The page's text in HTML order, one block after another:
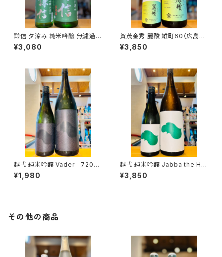
謙信 夕涼み 純米吟醸 無濾過生
1800ml１本（池田屋酒造・新潟
県糸魚川市新鉄）
¥3,080
賀茂金秀 麗酸 雄町60（広島限
定）1800ml１本（金光酒造・広
島県東広島市黒瀬町）
¥3,850
越弌 純米吟醸 Vader 720ml
１本（株式会社越後鶴亀・新潟県
新潟市西蒲区竹野町）
¥1,980
越弌 純米吟醸 Jabba the H
1800ml１本（株式会社越後鶴
亀・新潟県新潟市西蒲区竹野
¥3,850
その他の商品